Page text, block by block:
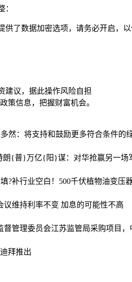
了数据加密选项，请务必开启，
建议，据此操作风险自担
策信息，把握财富机会。
多然：将支持和鼓励更多符合条件
朗{普}万亿{阳}谋：对华抢赢另一场
填?补行业空白！500千伏植物油变压
议维持利率不变 加息的可能性不高
督管理委员会江苏监管局采购项目，
拜推出